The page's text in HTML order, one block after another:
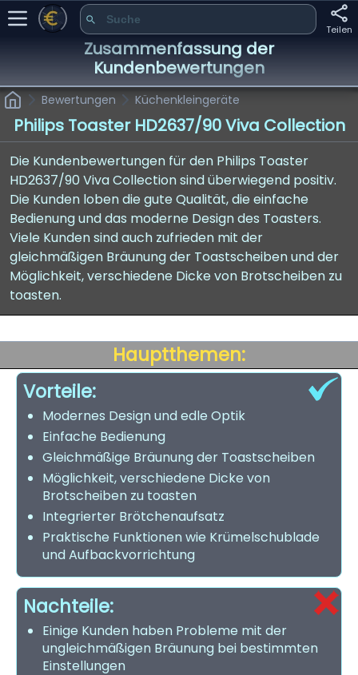
Teilen
Zusammenfassung der
Kundenbewertungen
Bewertungen Küchenkleingeräte
Philips Toaster HD2637/90 Viva Collection
Die Kundenbewertungen für den Philips Toaster
HD2637/90 Viva Collection sind überwiegend positiv.
Die Kunden loben die gute Qualität, die einfache
Bedienung und das moderne Design des Toasters.
Viele Kunden sind auch zufrieden mit der
gleichmäßigen Bräunung der Toastscheiben und der
Möglichkeit, verschiedene Dicke von Brotscheiben zu
toasten.
Hauptthemen:
Vorteile:
Modernes Design und edle Optik
Einfache Bedienung
Gleichmäßige Bräunung der Toastscheiben
Möglichkeit, verschiedene Dicke von
Brotscheiben zu toasten
Integrierter Brötchenaufsatz
Praktische Funktionen wie Krümelschublade
und Aufbackvorrichtung
Nachteile:
Einige Kunden haben Probleme mit der
ungleichmäßigen Bräunung bei bestimmten
Einstellungen